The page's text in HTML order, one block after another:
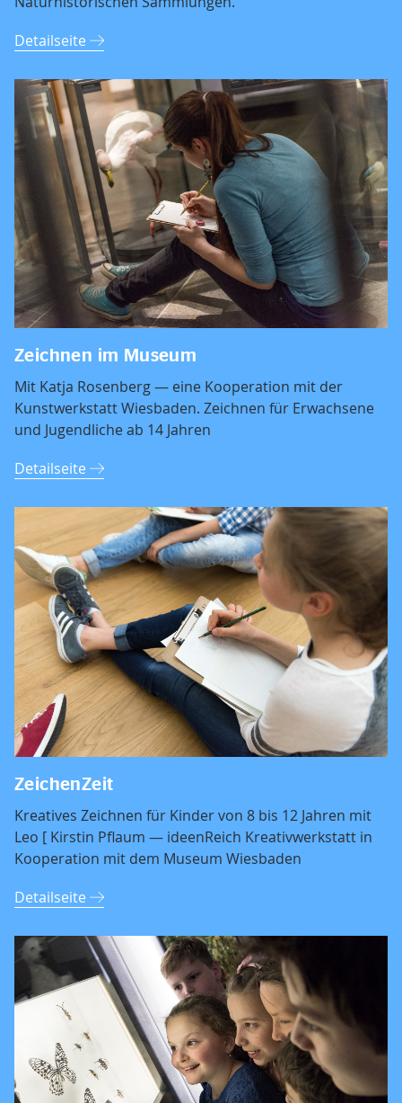
Detailseite
Zeichnen im Museum
Mit Katja Rosenberg — eine Kooperation mit der
Kunstwerkstatt Wiesbaden. Zeichnen für Erwachsene
und Jugendliche ab 14 Jahren
Detailseite
ZeichenZeit
Kreatives Zeichnen für Kinder von 8 bis 12 Jahren mit
Leo [ Kirstin Pflaum — ideenReich Kreativwerkstatt in
Kooperation mit dem Museum Wiesbaden
Detailseite